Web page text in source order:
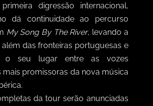
digressão internacional,
dá continuidade ao percurso
My Song By The River, levando a
das fronteiras portuguesas e
o seu lugar entre as vozes
mais promissoras da nova música
da tour serão anunciadas